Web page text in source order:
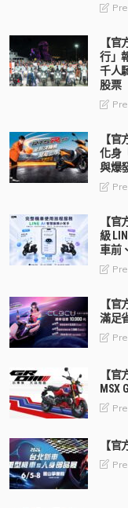
【
行」
千人
股票
【
化身
與爆
【
級
車前
【
滿足
【
MSX
【